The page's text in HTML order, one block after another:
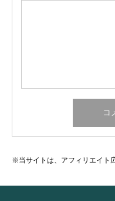
※当サイトは、アフィリエイト